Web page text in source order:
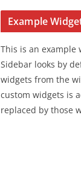
Example
This is an example
Sidebar looks by
widgets from the
custom widgets is
replaced by those